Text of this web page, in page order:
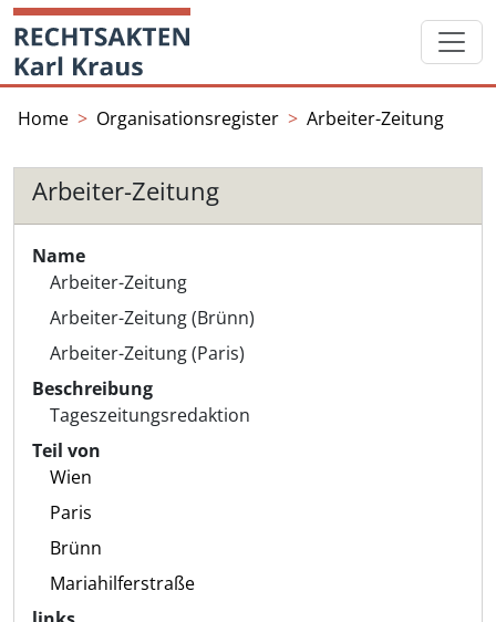
Skip
content
Startseite
Home Organisationsregister Arbeiter-Zeitung
Arbeiter-Zeitung
Name
Arbeiter-Zeitung
Arbeiter-Zeitung (Brünn)
Arbeiter-Zeitung (Paris)
Beschreibung
Tageszeitungsredaktion
Teil von
Wien
Paris
Brünn
Mariahilferstraße